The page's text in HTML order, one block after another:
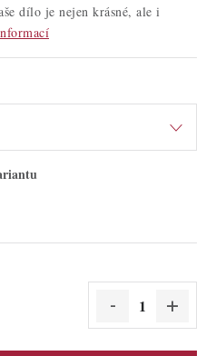
dílo je nejen krásné, ale i